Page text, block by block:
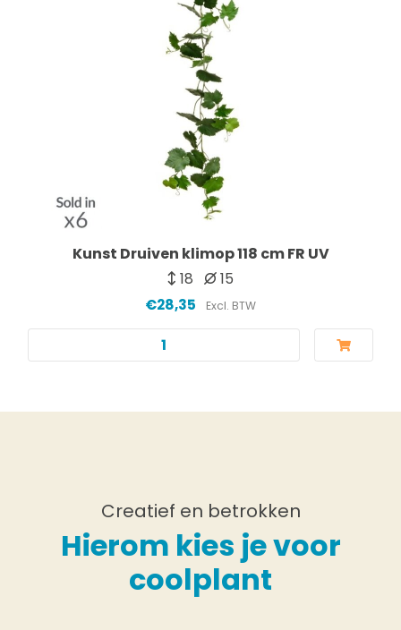
Kunst Druiven klimop 118 cm FR UV
18
15
€28,35 Excl. BTW
Creatief en betrokken
Hierom kies je voor
coolplant